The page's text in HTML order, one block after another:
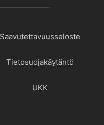
Saavutettavuusseloste
Tietosuojakäytäntö
UKK